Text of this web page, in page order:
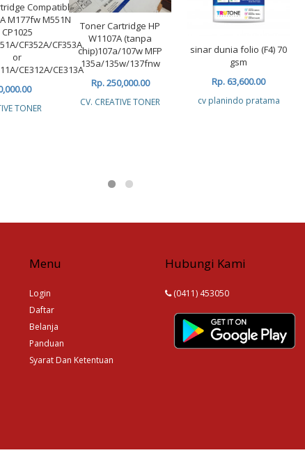
Compatible
M177fw M551N
CP1025
CF352A/CF353A
or
CE312A/CE313A
TONER
Toner Cartridge HP
W1107A (tanpa
chip)107a/107w MFP
135a/135w/137fnw
Rp. 250,000.00
CV. CREATIVE TONER
sinar dunia folio (F4) 70
gsm
Rp. 63,600.00
cv planindo pratama
Menu
Login
Daftar
Belanja
Panduan
Syarat Dan Ketentuan
Hubungi Kami
(0411) 453050